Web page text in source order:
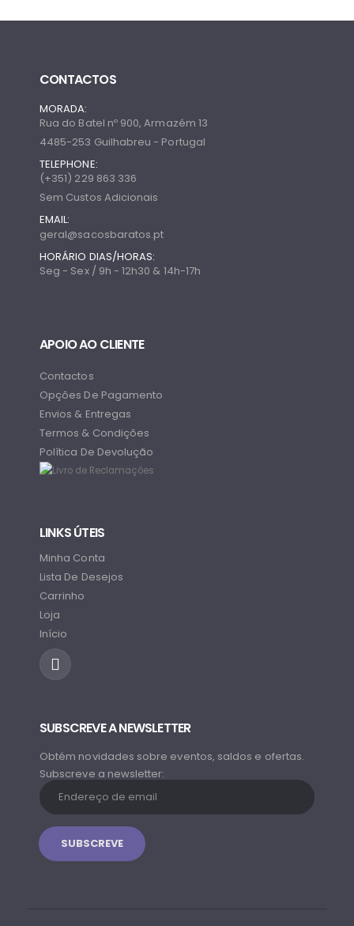
CONTACTOS
MORADA:
Rua do Batel nº 900, Armazém 13
4485-253 Guilhabreu - Portugal
TELEPHONE:
(+351) 229 863 336
Sem Custos Adicionais
EMAIL:
geral@sacosbaratos.pt
HORÁRIO DIAS/HORAS:
Seg - Sex / 9h - 12h30 & 14h-17h
APOIO AO CLIENTE
Contactos
Opções De Pagamento
Envios & Entregas
Termos & Condições
Política De Devolução
LINKS ÚTEIS
Minha Conta
Lista De Desejos
Carrinho
Loja
Início
SUBSCREVE A NEWSLETTER
Obtém novidades sobre eventos, saldos e ofertas.
Subscreve a newsletter: